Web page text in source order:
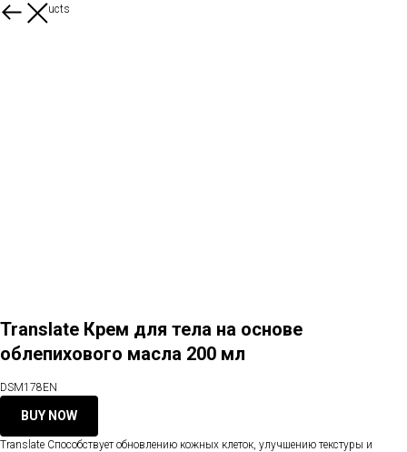
More products
Translate Крем для тела на основе
облепихового масла 200 мл
DSM178EN
BUY NOW
Translate Способствует обновлению кожных клеток, улучшению текстуры и